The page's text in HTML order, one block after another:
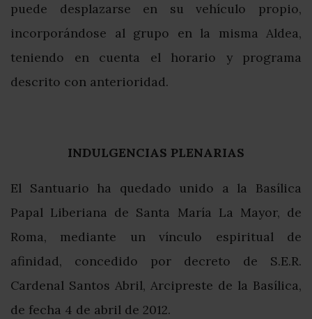
puede desplazarse en su vehículo propio,
incorporándose al grupo en la misma Aldea,
teniendo en cuenta el horario y programa
descrito con anterioridad.
INDULGENCIAS PLENARIAS
El Santuario ha quedado unido a la Basílica
Papal Liberiana de Santa María La Mayor, de
Roma, mediante un vínculo espiritual de
afinidad, concedido por decreto de S.E.R.
Cardenal Santos Abril, Arcipreste de la Basílica,
de fecha 4 de abril de 2012.